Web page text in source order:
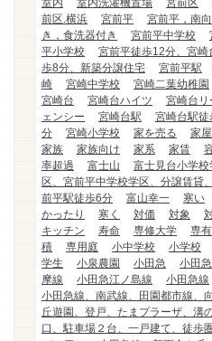
室内
室内洗濯機置場 宮前区
前区.横浜
宮前平
宮前平，南向
き，食洗器付き
宮前平中学校
平小学校
宮前平徒歩12分、宮崎
歩8分、新築分譲住宅
宮前平駅
崎
宮崎中学校
宮崎二葉幼稚園
宮崎台
宮崎台ハイツ
宮崎台リ
ェンシー
宮崎台駅
宮崎台駅徒
分
宮崎小学校 家を売る
家屋
家族
家族向け 家系 家賃
率超過
富士山
富士見台小学校
区、宮前平中学校学区、分譲賃貸
前平駅徒歩6分
富山幸一 寒い
かったり
寒く 対価 対象
キッチン
寿命 専修大学
専
積
専用庭 小中学校 小学校
学生
小泉農園 小田急
小田
摩線
小田急江ノ島線
小田急線
小田急線、南武線、田園都市線、
丘遊園、登戸、たまプラーザ、溝
口、駐車場２台、一戸建て、徒歩圏